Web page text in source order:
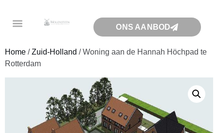
ONS AANBOD
Home /Zuid-Holland / Woning aan de Hannah Höchpad te
Rotterdam